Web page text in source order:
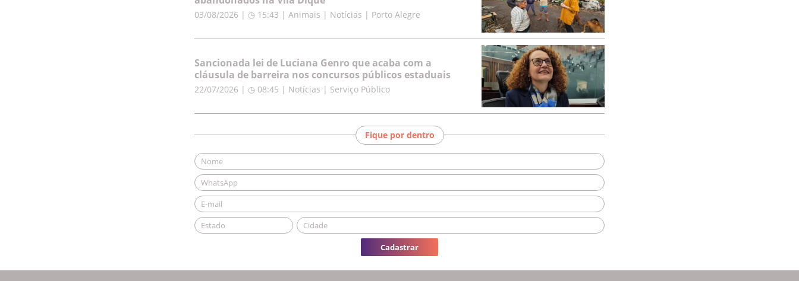
03/08/2026 | ◷ 15:43 | Animais | Notícias | Porto Alegre
Sancionada lei de Luciana Genro que acaba com a
cláusula de barreira nos concursos públicos estaduais
22/07/2026 | ◷ 08:45 | Notícias | Serviço Público
Fique por dentro
Cadastrar